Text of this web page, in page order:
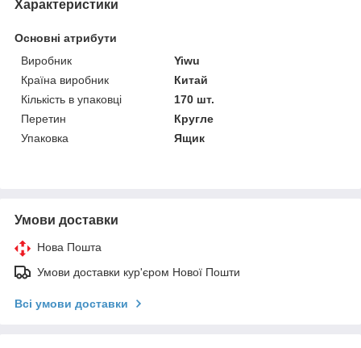
Характеристики
Основні атрибути
Виробник
Yiwu
Країна виробник
Китай
Кількість в упаковці
170 шт.
Перетин
Кругле
Упаковка
Ящик
Умови доставки
Нова Пошта
Умови доставки кур'єром Нової Пошти
Всі умови доставки